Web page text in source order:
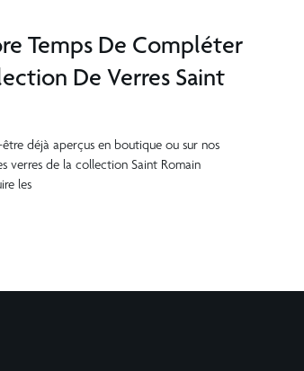
Temps De Compléter
De Verres Saint
être déjà aperçus en boutique ou sur nos
verres de la collection Saint Romain
les